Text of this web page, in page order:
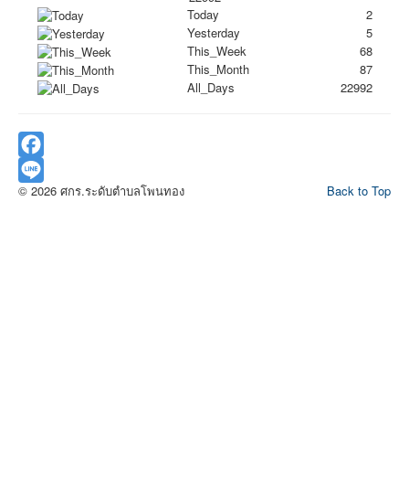
Today
2
Yesterday
5
This_Week
68
This_Month
87
All_Days
22992
Facebook
Line
Back to Top
© 2026 ศกร.ระดับตำบลโพนทอง